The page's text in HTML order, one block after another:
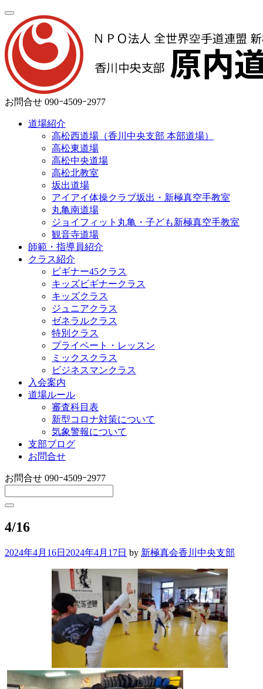
お問合せ 090ｰ4509ｰ2977
道場紹介
高松西道場（香川中央支部 本部道場）
高松東道場
高松中央道場
高松北教室
坂出道場
アイアイ体操クラブ坂出・新極真空手教室
丸亀南道場
ジョイフィット丸亀・子ども新極真空手教室
観音寺道場
師範・指導員紹介
クラス紹介
ビギナー45クラス
キッズビギナークラス
キッズクラス
ジュニアクラス
ゼネラルクラス
特別クラス
プライベート・レッスン
ミックスクラス
ビジネスマンクラス
入会案内
道場ルール
審査科目表
新型コロナ対策について
気象警報について
支部ブログ
お問合せ
お問合せ 090ｰ4509ｰ2977
4/16
2024年4月16日 2024年4月17日 by 新極真会香川中央支部